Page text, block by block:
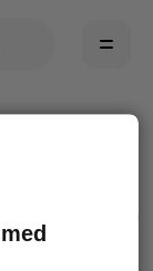
det.
försök igen